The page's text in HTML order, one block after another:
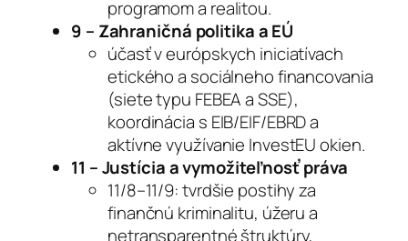
programom a realitou.
9 – Zahraničná politika a EÚ
účasť v európskych iniciatívach
etického a sociálneho financovania
(siete typu FEBEA a SSE),
koordinácia s EIB/EIF/EBRD a
aktívne využívanie InvestEU okien.
11 – Justícia a vymožiteľnosť práva
11/8–11/9: tvrdšie postihy za
finančnú kriminalitu, úžeru a
netransparentné štruktúry,